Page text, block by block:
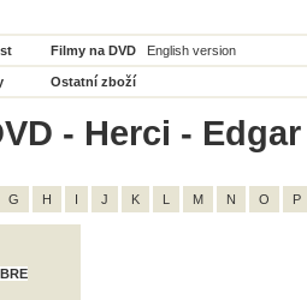
Filmy na DVD English version
Ostatní zboží
- Herci -
G H I J K L M N O P